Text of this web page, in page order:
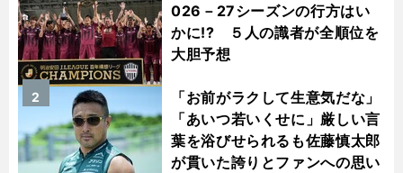
026－27シーズンの行方はい
かに!? ５人の識者が全順位を
大胆予想
「お前がラクして生意気だな」
「あいつ若いくせに」厳しい言
葉を浴びせられるも佐藤慎太郎
が貫いた誇りとファンへの思い
2